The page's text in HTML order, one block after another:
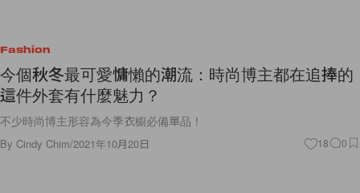
今個秋冬最可愛慵懶的潮流：時尚博主都在追捧的
這件外套有什麼魅力？
不少時尚博主形容為今季衣櫥必備單品！
ByCindy Chim/2021年10月20日